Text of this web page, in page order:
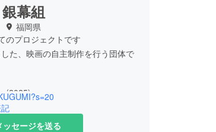
銀幕組
福岡県
のプロジェクトです
た、映画の自主制作を行う団体で
(2025)
ッセージを送る